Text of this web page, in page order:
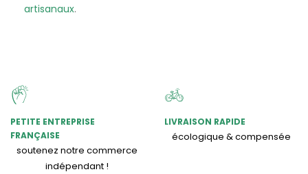
artisanaux.
PETITE ENTREPRISE
FRANÇAISE
soutenez notre commerce
indépendant !
LIVRAISON RAPIDE
écologique & compensée